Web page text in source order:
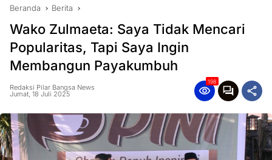
Beranda Berita
Wako Zulmaeta: Saya Tidak Mencari
Popularitas, Tapi Saya Ingin
Membangun Payakumbuh
Redaksi Pilar Bangsa News
Jumat, 18 Juli 2025
198